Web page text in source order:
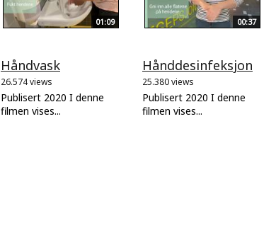
01:09
Håndvask
26.574 views
Publisert 2020 I denne
filmen vises...
00:37
Hånddesinfeksjon
25.380 views
Publisert 2020 I denne
filmen vises...